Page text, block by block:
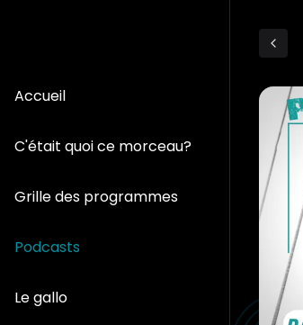
Accueil
C'était quoi ce morceau?
Grille des programmes
Podcasts
Le gallo